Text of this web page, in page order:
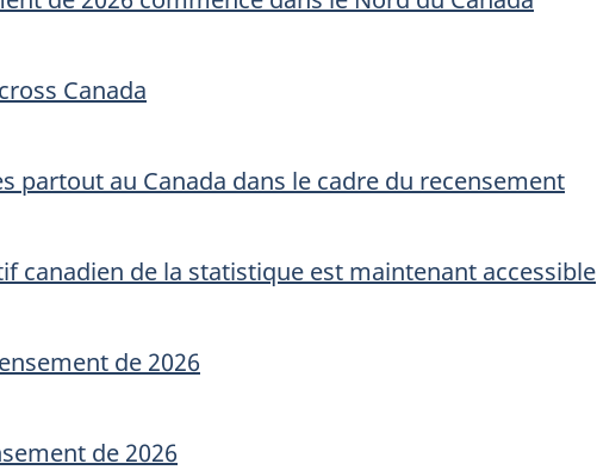
Canada
partout au Canada dans le cadre du recensement
canadien de la statistique est maintenant accessible
de 2026
de 2026